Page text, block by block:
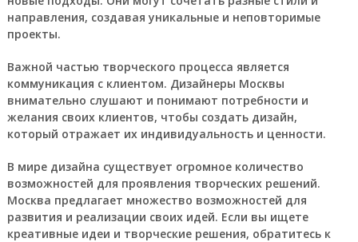
направления, создавая уникальные и неповторимые
проекты.
Важной частью творческого процесса является
коммуникация с клиентом. Дизайнеры Москвы
внимательно слушают и понимают потребности и
желания своих клиентов, чтобы создать дизайн,
который отражает их индивидуальность и ценности.
В мире дизайна существует огромное количество
возможностей для проявления творческих решений.
Москва предлагает множество возможностей для
развития и реализации своих идей. Если вы ищете
креативные идеи и творческие решения, обратитесь к